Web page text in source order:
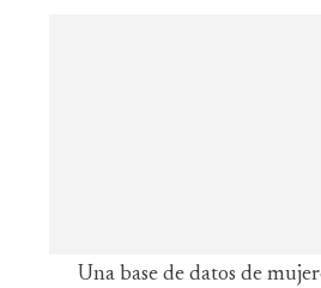
Una base de datos de